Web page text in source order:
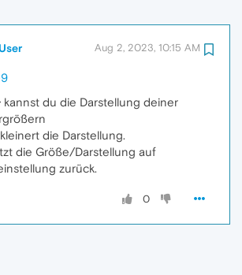
Aug 2, 2023, 10:15 AM
kannst du die Darstellung deiner
die Darstellung.
die Größe/Darstellung auf
zurück.
0